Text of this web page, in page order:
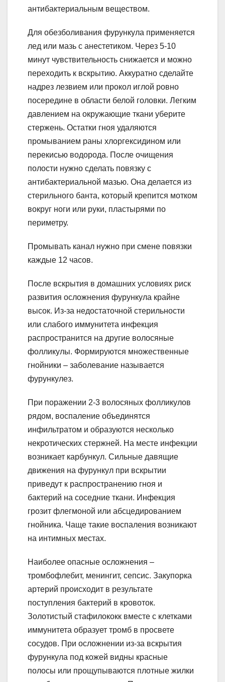
антибактериальным веществом.
Для обезболивания фурункула применяется
лед или мазь с анестетиком. Через 5-10
минут чувствительность снижается и можно
переходить к вскрытию. Аккуратно сделайте
надрез лезвием или прокол иглой ровно
посередине в области белой головки. Легким
давлением на окружающие ткани уберите
стержень. Остатки гноя удаляются
промыванием раны хлоргексидином или
перекисью водорода. После очищения
полости нужно сделать повязку с
антибактериальной мазью. Она делается из
стерильного банта, который крепится мотком
вокруг ноги или руки, пластырями по
периметру.
Промывать канал нужно при смене повязки
каждые 12 часов.
После вскрытия в домашних условиях риск
развития осложнения фурункула крайне
высок. Из-за недостаточной стерильности
или слабого иммунитета инфекция
распространится на другие волосяные
фолликулы. Формируются множественные
гнойники – заболевание называется
фурункулез.
При поражении 2-3 волосяных фолликулов
рядом, воспаление объединятся
инфильтратом и образуются несколько
некротических стержней. На месте инфекции
возникает карбункул. Сильные давящие
движения на фурункул при вскрытии
приведут к распространению гноя и
бактерий на соседние ткани. Инфекция
грозит флегмоной или абсцедированием
гнойника. Чаще такие воспаления возникают
на интимных местах.
Наиболее опасные осложнения –
тромбофлебит, менингит, сепсис. Закупорка
артерий происходит в результате
поступления бактерий в кровоток.
Золотистый стафилококк вместе с клетками
иммунитета образует тромб в просвете
сосудов. При осложнении из-за вскрытия
фурункула под кожей видны красные
полосы или прощупываются плотные жилки